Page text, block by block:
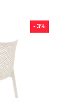
- 3%